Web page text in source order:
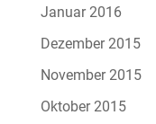
Januar 2016
Dezember 2015
November 2015
Oktober 2015